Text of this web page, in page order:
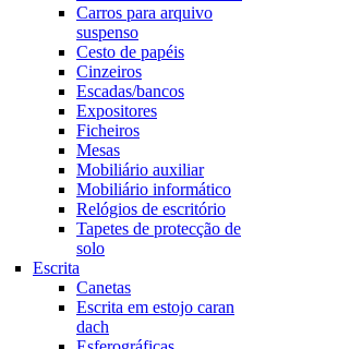
Carros para arquivo
suspenso
Cesto de papéis
Cinzeiros
Escadas/bancos
Expositores
Ficheiros
Mesas
Mobiliário auxiliar
Mobiliário informático
Relógios de escritório
Tapetes de protecção de
solo
Escrita
Canetas
Escrita em estojo caran
dach